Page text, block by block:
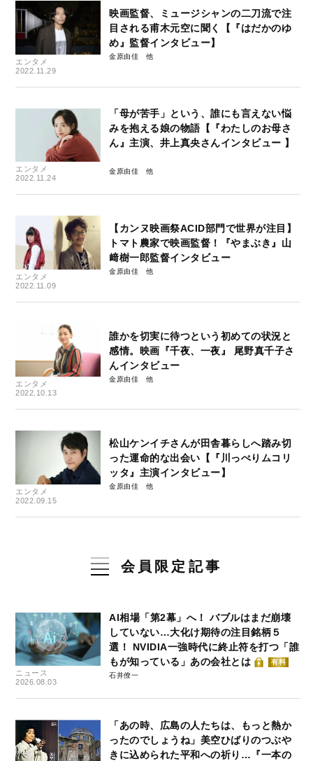
エンタメ
2022.11.29
映画監督、ミュージシャンの二刀流で注
目される甫木元空に聞く【『はだかのゆ
め』監督インタビュー】
金原由佳
エンタメ
2022.11.24
「母が苦手」という、誰にも言えない悩
みを抱える娘の物語【『わたしのお母さ
ん』主演、井上真央さんインタビュー 】
金原由佳
エンタメ
2022.11.09
【カンヌ映画祭ACID部門で世界が注目】
トマト農家で映画監督！『やまぶき』山
﨑樹一郎監督インタビュー
金原由佳
エンタメ
2022.10.13
誰かを切実に待つという初めての状況と
感情。映画『千夜、一夜』 尾野真千子さ
んインタビュー
金原由佳
エンタメ
2022.09.15
松山ケンイチさんが田舎暮らしへ踏み切
った運命的な出会い【『川っぺりムコリ
ッタ』主演インタビュー】
金原由佳
会員限定記事
ニュース
2026.08.03
AI相場「第2幕」へ！ バブルはまだ崩壊
していない…大化け期待の注目銘柄５
選！ NVIDIA一強時代に終止符を打つ「誰
もが知っている」あの会社とは
有料
石井僚一
「あの時、広島の人たちは、もっと熱か
ったのでしょうね」美空ひばりのつぶや
きに込められた平和への祈り…『一本の